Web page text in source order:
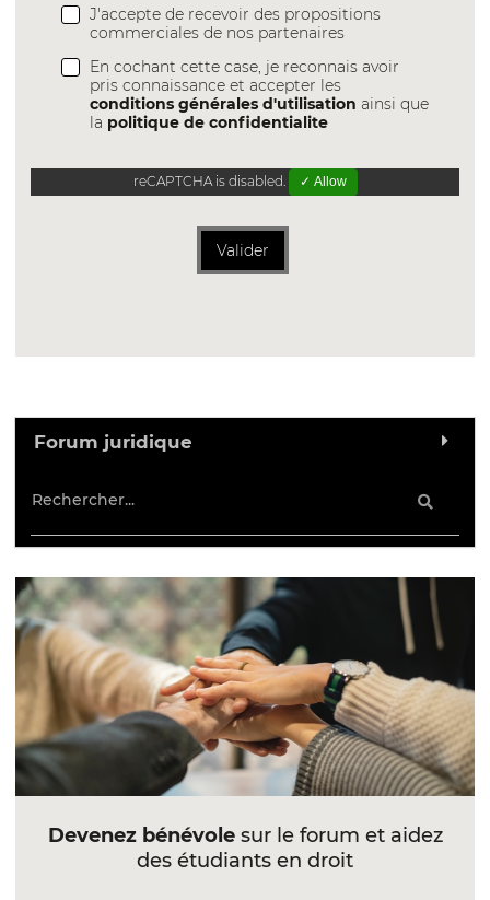
J'accepte de recevoir des propositions
commerciales de nos partenaires
En cochant cette case, je reconnais avoir
pris connaissance et accepter les
conditions générales d'utilisation ainsi que
la politique de confidentialite
reCAPTCHA is disabled. ✓ Allow
Valider
Forum juridique
Devenez bénévolesur le forum et aidez
des étudiants en droit